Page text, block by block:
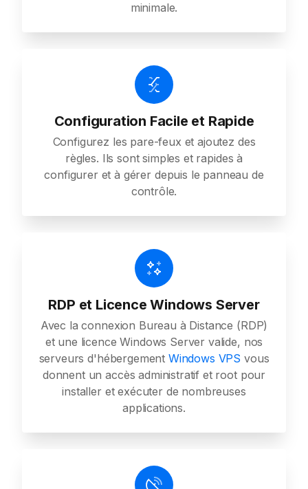
minimale.
Configuration Facile et Rapide
Configurez les pare-feux et ajoutez des
règles. Ils sont simples et rapides à
configurer et à gérer depuis le panneau de
contrôle.
RDP et Licence Windows Server
Avec la connexion Bureau à Distance (RDP)
et une licence Windows Server valide, nos
serveurs d'hébergement Windows VPS vous
donnent un accès administratif et root pour
installer et exécuter de nombreuses
applications.